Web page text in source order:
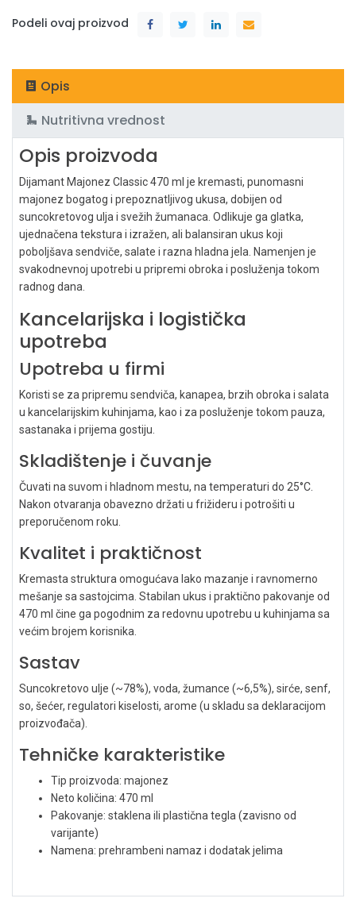
Podeli ovaj proizvod
Opis
Nutritivna vrednost
Opis proizvoda
Dijamant Majonez Classic 470 ml je kremasti, punomasni
majonez bogatog i prepoznatljivog ukusa, dobijen od
suncokretovog ulja i svežih žumanaca. Odlikuje ga glatka,
ujednačena tekstura i izražen, ali balansiran ukus koji
poboljšava sendviče, salate i razna hladna jela. Namenjen je
svakodnevnoj upotrebi u pripremi obroka i posluženja tokom
radnog dana.
Kancelarijska i logistička
upotreba
Upotreba u firmi
Koristi se za pripremu sendviča, kanapea, brzih obroka i salata
u kancelarijskim kuhinjama, kao i za posluženje tokom pauza,
sastanaka i prijema gostiju.
Skladištenje i čuvanje
Čuvati na suvom i hladnom mestu, na temperaturi do 25°C.
Nakon otvaranja obavezno držati u frižideru i potrošiti u
preporučenom roku.
Kvalitet i praktičnost
Kremasta struktura omogućava lako mazanje i ravnomerno
mešanje sa sastojcima. Stabilan ukus i praktično pakovanje od
470 ml čine ga pogodnim za redovnu upotrebu u kuhinjama sa
većim brojem korisnika.
Sastav
Suncokretovo ulje (~78%), voda, žumance (~6,5%), sirće, senf,
so, šećer, regulatori kiselosti, arome (u skladu sa deklaracijom
proizvođača).
Tehničke karakteristike
Tip proizvoda: majonez
Neto količina: 470 ml
Pakovanje: staklena ili plastična tegla (zavisno od
varijante)
Namena: prehrambeni namaz i dodatak jelima